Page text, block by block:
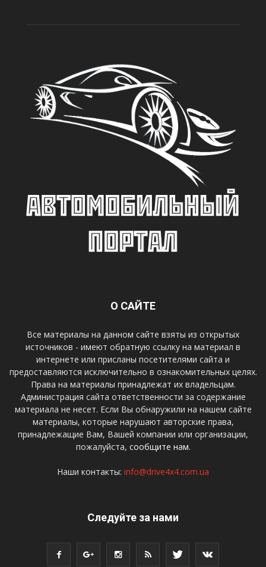
О САЙТЕ
Все материалы на данном сайте взяты из открытых
источников - имеют обратную ссылку на материал в
интернете или присланы посетителями сайта и
предоставляются исключительно в ознакомительных целях.
Права на материалы принадлежат их владельцам.
Администрация сайта ответственности за содержание
материала не несет. Если Вы обнаружили на нашем сайте
материалы, которые нарушают авторские права,
принадлежащие Вам, Вашей компании или организации,
пожалуйста, сообщите нам.
Наши контакты: info@drive4x4.com.ua
Следуйте за нами